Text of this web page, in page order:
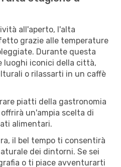
all'aperto, l'alta
grazie alle temperature
Durante questa
luoghi iconici della città,
o rilassarti in un caffè
piatti della gastronomia
un'ampia scelta di
alimentari.
il bel tempo ti consentirà
dei dintorni. Se sei
o ti piace avventurarti